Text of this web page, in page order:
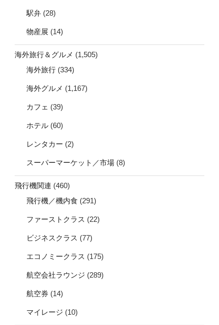
駅弁 (28)
物産展 (14)
海外旅行＆グルメ (1,505)
海外旅行 (334)
海外グルメ (1,167)
カフェ (39)
ホテル (60)
レンタカー (2)
スーパーマーケット／市場 (8)
飛行機関連 (460)
飛行機／機内食 (291)
ファーストクラス (22)
ビジネスクラス (77)
エコノミークラス (175)
航空会社ラウンジ (289)
航空券 (14)
マイレージ (10)